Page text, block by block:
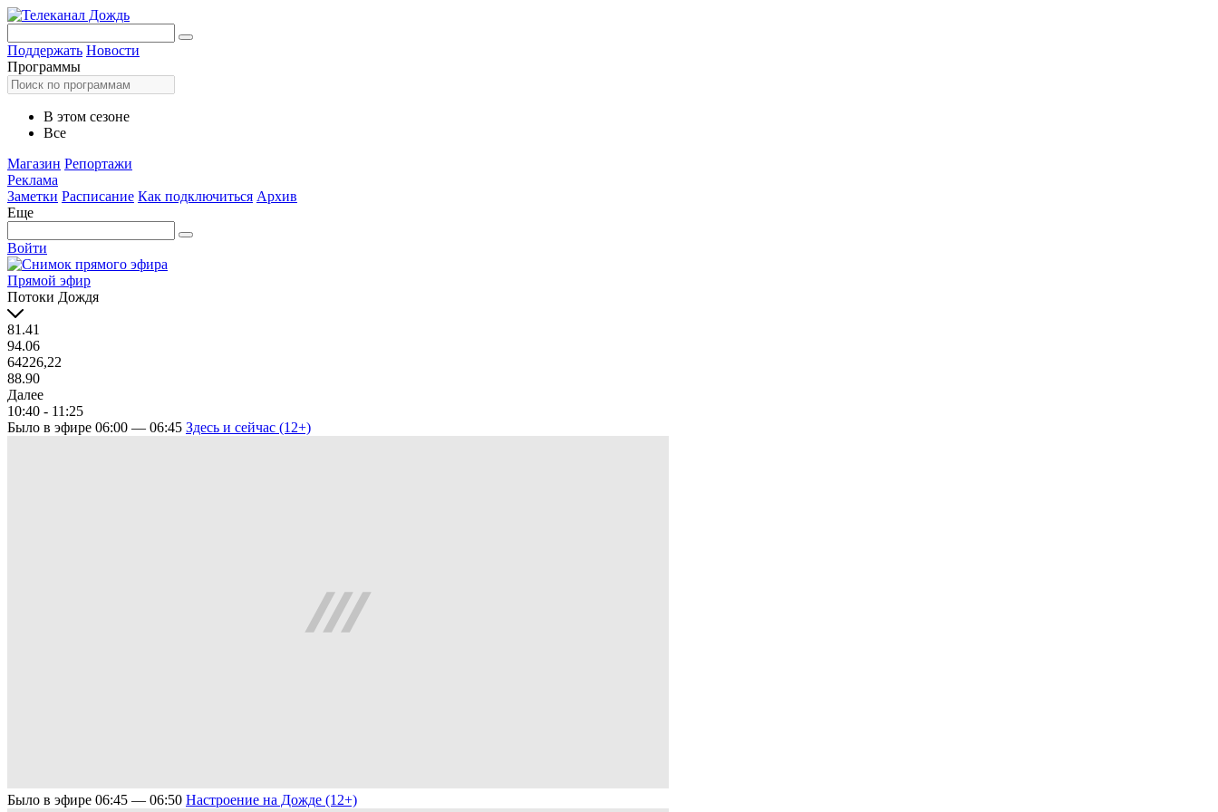
Поддержать Новости
Программы
В этом сезоне
Все
Магазин Репортажи
Реклама
Заметки Расписание Как подключиться Архив
Еще
Войти
Прямой эфир
Потоки Дождя
81.41
94.06
64226,22
88.90
Далее
10:40 - 11:25
Было в эфире 06:00 — 06:45 Здесь и сейчас (12+)
Было в эфире 06:45 — 06:50 Настроение на Дожде (12+)